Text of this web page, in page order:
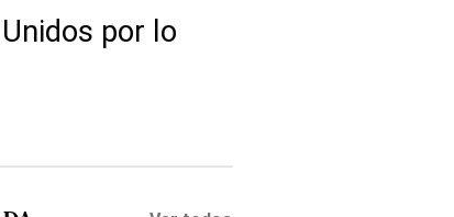
por lo